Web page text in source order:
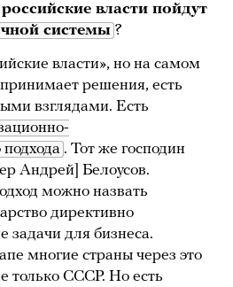
власти пойдут
системы ?
власти», но на самом
решения, есть
взглядами. Есть
. Тот же господин
Андрей] Белоусов.
можно назвать
директивно
задачи для бизнеса.
многие страны через это
только СССР. Но есть